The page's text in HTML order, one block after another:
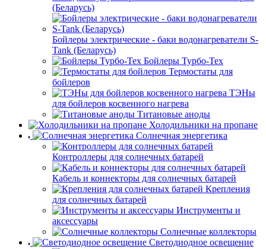
(Беларусь)
Бойлеры электрические - баки водонагреватели S-
Tank (Беларусь)
Бойлеры Турбо-Тех
Термостаты для
бойлеров
ТЭНы
для бойлеров косвенного нагрева
Титановые аноды
Холодильники на пропане
Солнечная энергетика
Контроллеры для солнечных батарей
Кабель и коннекторы для солнечных батарей
Крепления
для солнечных батарей
Инструменты и
аксессуары
Солнечные коллекторы
Светодиодное освещение